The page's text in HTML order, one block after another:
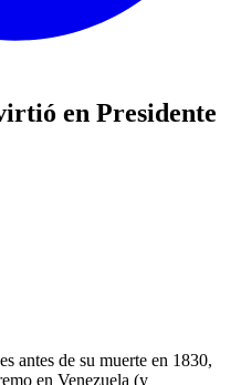
en Presidente
antes de su muerte en 1830,
en Venezuela (y